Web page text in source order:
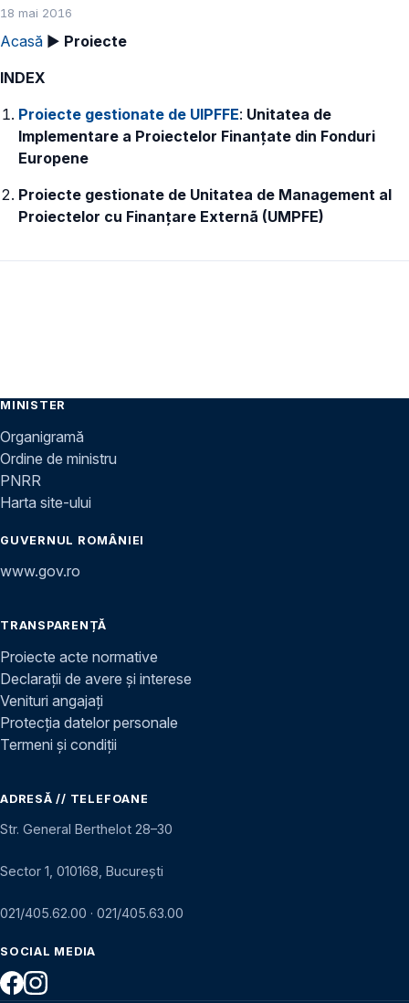
18 mai 2016
Acasă ► Proiecte
INDEX
Proiecte gestionate de UIPFFE: Unitatea de
Implementare a Proiectelor Finanțate din Fonduri
Europene
Proiecte gestionate de Unitatea de Management al
Proiectelor cu Finanțare Externã (UMPFE)
MINISTER
Organigramă
Ordine de ministru
PNRR
Harta site-ului
GUVERNUL ROMÂNIEI
www.gov.ro
TRANSPARENȚĂ
Proiecte acte normative
Declarații de avere și interese
Venituri angajați
Protecția datelor personale
Termeni și condiții
ADRESĂ // TELEFOANE
Str. General Berthelot 28–30
Sector 1, 010168, București
021/405.62.00 · 021/405.63.00
SOCIAL MEDIA